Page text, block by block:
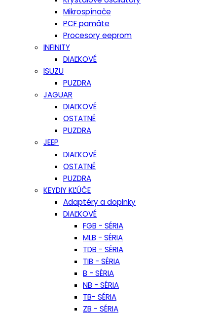
Mikrospínače
PCF pamäte
Procesory eeprom
INFINITY
DIAĽKOVÉ
ISUZU
PUZDRA
JAGUAR
DIAĽKOVÉ
OSTATNÉ
PUZDRA
JEEP
DIAĽKOVÉ
OSTATNÉ
PUZDRA
KEYDIY KĽÚČE
Adaptéry a doplnky
DIAĽKOVÉ
FGB - SÉRIA
MLB - SÉRIA
TDB - SÉRIA
TIB - SÉRIA
B - SÉRIA
NB - SÉRIA
TB- SÉRIA
ZB - SÉRIA